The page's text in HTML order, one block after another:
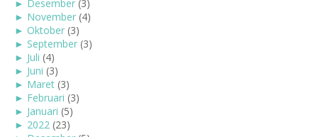
► Desember (3)
► November (4)
► Oktober (3)
► September (3)
► Juli (4)
► Juni (3)
► Maret (3)
► Februari (3)
► Januari (5)
► 2022 (23)